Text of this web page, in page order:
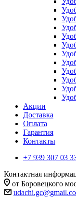
Акции
Доставка
Оплата
Гарантия
Контакты
+7 939 307 03
Контактная
от Боровецкого